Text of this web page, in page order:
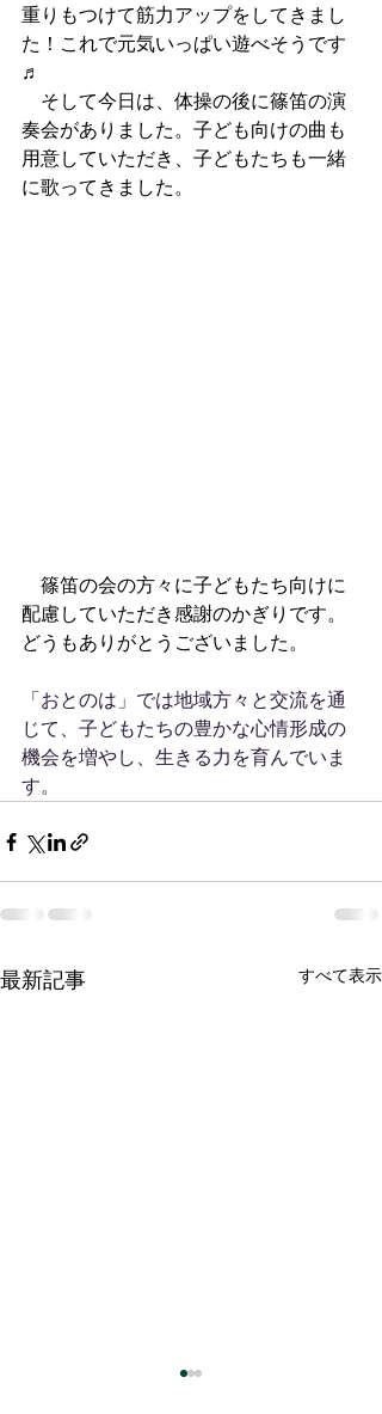
重りもつけて筋力アップをしてきまし
た！これで元気いっぱい遊べそうです
♬
そして今日は、体操の後に篠笛の演
奏会がありました。子ども向けの曲も
用意していただき、子どもたちも一緒
に歌ってきました。
篠笛の会の方々に子どもたち向けに
配慮していただき感謝のかぎりです。
どうもありがとうございました。
「おとのは」では地域方々と交流を通
じて、子どもたちの豊かな心情形成の
機会を増やし、生きる力を育んでいま
す。
最新記事 すべて表示